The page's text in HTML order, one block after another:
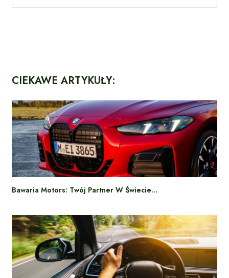
CIEKAWE ARTYKUŁY:
Bawaria Motors: Twój Partner W Świecie…